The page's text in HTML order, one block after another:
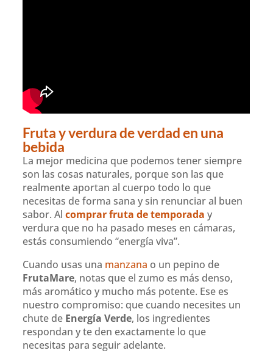
Fruta y verdura de verdad en una
bebida
La mejor medicina que podemos tener siempre
son las cosas naturales, porque son las que
realmente aportan al cuerpo todo lo que
necesitas de forma sana y sin renunciar al buen
sabor. Alcomprar fruta de temporada y
verdura que no ha pasado meses en cámaras,
estás consumiendo “energía viva”.
Cuando usas una manzana o un pepino de
FrutaMare, notas que el zumo es más denso,
más aromático y mucho más potente. Ese es
nuestro compromiso: que cuando necesites un
chute de Energía Verde, los ingredientes
respondan y te den exactamente lo que
necesitas para seguir adelante.